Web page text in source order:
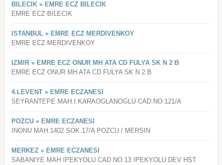
BILECIK » EMRE ECZ BILECIK
EMRE ECZ BILECIK
ISTANBUL » EMRE ECZ MERDIVENKOY
EMRE ECZ MERDIVENKOY
IZMIR » EMRE ECZ ONUR MH ATA CD FULYA SK N 2 B
EMRE ECZ ONUR MH ATA CD FULYA SK N 2 B
4.LEVENT » EMRE ECZANESI
SEYRANTEPE MAH.I.KARAOGLANOGLU CAD.NO:121/A
POZCU » EMRE ECZANESI
INONU MAH.1402 SOK.17/A POZCU / MERSIN
MERKEZ » EMRE ECZANESI
SABANIYE MAH IPEKYOLU CAD NO 13 IPEKYOLU DEV HST